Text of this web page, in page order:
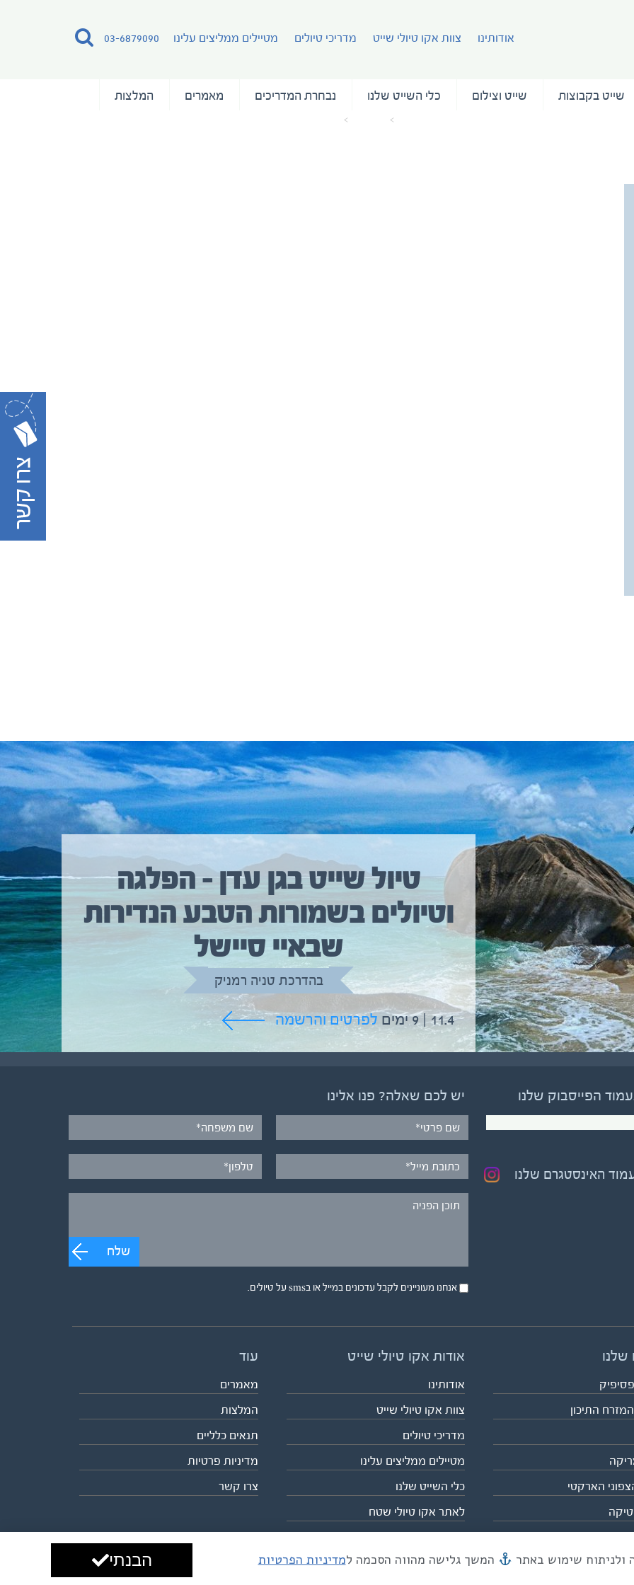
03-6879090 אודותינו צוות אקו טיולי שייט מדריכי טיולים מטיילים ממליצים עלינו
שייט בקבוצות שייט וצילום כלי השייט שלנו נבחרת המדריכים מאמרים המלצות
טיול שייט בגן עדן – הפלגה
וטיולים בשמורות הטבע הנדירות
שבאיי סיישל
בהדרכת טניה רמניק
11.4 | 9 ימים לפרטים והרשמה
טיול שייט מקיף איסלנד
בהדרכת גיל יניב
5.6 | 12 ימים לפרטים והרשמה
הפייסבוק שלנו
האינסטגרם שלנו
יש לכם שאלה? פנו אלינו
שלח
אנחנו מעוניינים לקבל עדכונים במייל או בsms על טיולים.
שלנו
התיכון
הארקטי
אודות אקו טיולי שייט
אודותינו
צוות אקו טיולי שייט
מדריכי טיולים
מטיילים ממליצים עלינו
כלי השייט שלנו
לאתר אקו טיולי שטח
עוד
מאמרים
המלצות
תנאים כלליים
מדיניות פרטיות
צרו קשר
מייל mail@eco.co.il | כתובתנו המסגר 55, תל אביב עיצוב ופיתוח: ביבר גלובל
המשך גלישה מהווה הסכמה למדיניות הפרטיות הבנתי